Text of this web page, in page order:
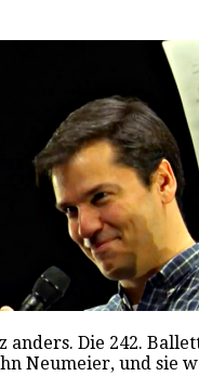
anders. Die 242.
Neumeier, und sie